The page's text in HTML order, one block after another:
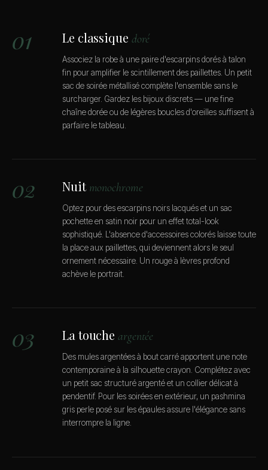
01 Le classique doré
Associez la robe à une paire d'escarpins dorés à talon
fin pour amplifier le scintillement des paillettes. Un petit
sac de soirée métallisé complète l'ensemble sans le
surcharger. Gardez les bijoux discrets — une fine
chaîne dorée ou de légères boucles d'oreilles suffisent à
parfaire le tableau.
02 Nuit monochrome
Optez pour des escarpins noirs lacqués et un sac
pochette en satin noir pour un effet total-look
sophistiqué. L'absence d'accessoires colorés laisse toute
la place aux paillettes, qui deviennent alors le seul
ornement nécessaire. Un rouge à lèvres profond
achève le portrait.
03 La touche argentée
Des mules argentées à bout carré apportent une note
contemporaine à la silhouette crayon. Complétez avec
un petit sac structuré argenté et un collier délicat à
pendentif. Pour les soirées en extérieur, un pashmina
gris perle posé sur les épaules assure l'élégance sans
interrompre la ligne.